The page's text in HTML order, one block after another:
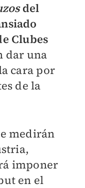
del
Clubes
dar una
cara por
de la
medirán
imponer
en el